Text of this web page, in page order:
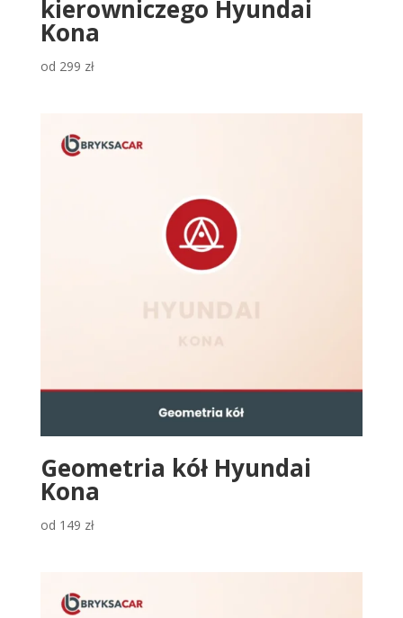
kierowniczego Hyundai
Kona
od 299 zł
Geometria kół Hyundai
Kona
od 149 zł